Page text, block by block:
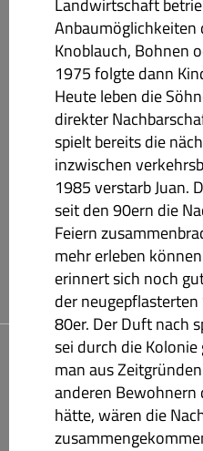
Knoblauch, Bohnen
1975 folgte dann
Heute leben die
direkter
spielt bereits die
inzwischen
1985 verstarb Juan.
seit den 90ern die
Feiern
mehr erleben
erinnert sich noch
der
80er. Der Duft nach
sei durch die
man aus
anderen Bewohnern
hätte, wären die